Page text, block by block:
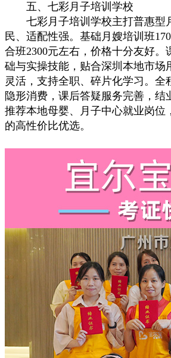
五、七彩月子培训学校
七彩月子培训学校主打普惠型
民、适配性强。基础月嫂培训班
合班2300元左右，价格十分友好。
础与实操技能，贴合深圳本地市场
灵活，支持全职、碎片化学习。全
隐形消费，课后答疑服务完善，结
推荐本地母婴、月子中心就业岗位
的高性价比优选。